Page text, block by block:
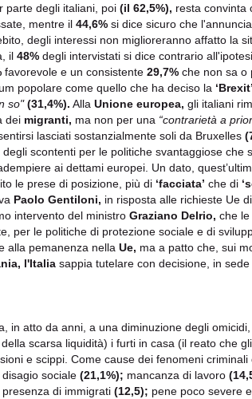
parte degli italiani, poi (il 62,5%), resta convinta
mentre il 44,6% si dice sicuro che
degli interessi non miglioreranno affatto la
il 48% degli intervistati si dice contrario
favorevole e un consistente 29,7% che non sa o
popolare come quello che ha deciso la ‘Brexit’
so" (31,4%). Alla Unione europea, gli italiani
dei migranti, ma non per una “contrarietà a
lasciati sostanzialmente soli da Bruxelles
degli scontenti per le politiche svantaggiose che
ai dettami europei. Un dato,
le prese di posizione, più di ‘facciata’ che di
Paolo Gentiloni, in risposta alle richieste Ue
intervento del ministro Graziano Delrio, che
per le politiche di protezione sociale e di
alla pemanenza nella Ue, ma a patto che, sui
l'Italia sappia tutelare con decisione, in
in atto da anni, a una diminuzione degli
scarsa liquidità) i furti in casa (il reato che
e scippi. Come cause dei fenomeni
sociale (21,1%); mancanza di lavoro
di immigrati (12,5); pene poco severe